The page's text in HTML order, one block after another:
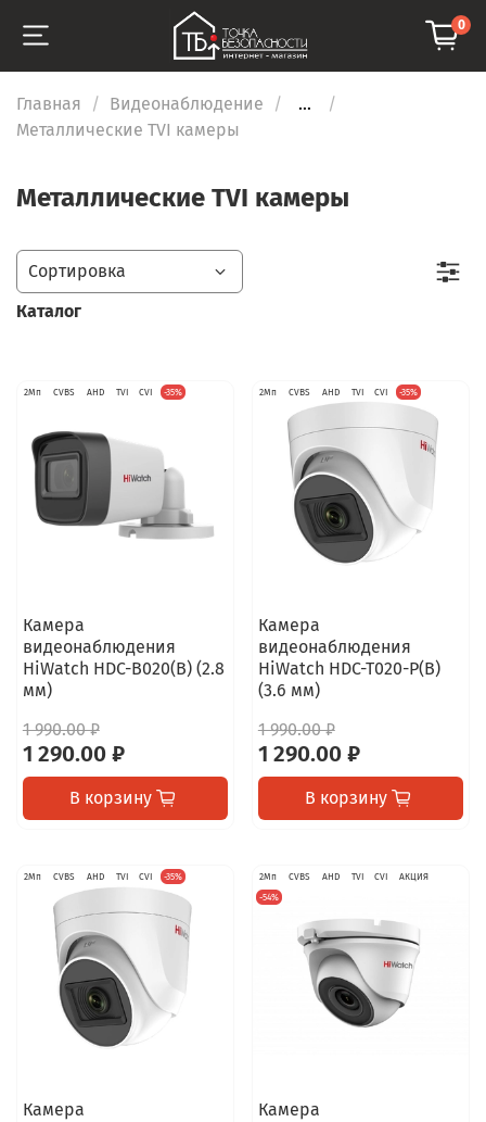
0
Главная Видеонаблюдение
...
Металлические TVI камеры
Металлические TVI камеры
2Мп CVBS AHD TVI CVI -35%
Камера
видеонаблюдения
HiWatch HDC-B020(B) (2.8
мм)
1 990.00 ₽
1 290.00 ₽
В корзину
2Мп CVBS AHD TVI CVI -35%
Камера
видеонаблюдения
HiWatch HDC-T020-P(B)
(3.6 мм)
1 990.00 ₽
1 290.00 ₽
В корзину
2Мп CVBS AHD TVI CVI -35%
Камера
2Мп CVBS AHD TVI CVI
АКЦИЯ
-54%
Камера
Каталог